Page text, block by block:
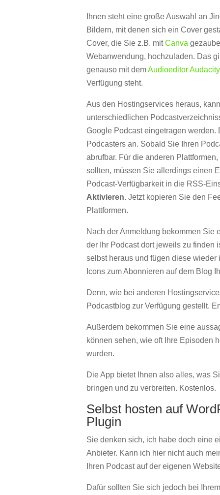
Ihnen steht eine große Auswahl an
Bildern, mit denen sich ein Cover
Cover, die Sie z.B. mitCanva
Webanwendung, hochzuladen. Das
genauso mit demAudioeditor Audacity
Verfügung steht.
Aus den Hostingservices heraus,
unterschiedlichen
Google Podcast eingetragen
Podcasters an. Sobald Sie Ihren
abrufbar. Für die anderen
sollten, müssen Sie allerdings einen
Podcast-Verfügbarkeit in die RSS-
Aktivieren. Jetzt kopieren Sie den
Plattformen.
Nach der Anmeldung bekommen Sie
der Ihr Podcast dort jeweils zu finden
selbst heraus und fügen diese
Icons zum Abonnieren auf dem Blog
Denn, wie bei anderen
Podcastblog zur Verfügung gestellt.
Außerdem bekommen Sie eine
können sehen, wie oft Ihre Episoden
wurden.
Die App bietet Ihnen also alles, was
bringen und zu verbreiten. Kostenlos.
Selbst hosten auf
Plugin
Sie denken sich, ich habe doch eine
Anbieter. Kann ich hier nicht auch
Ihren Podcast auf der eigenen
Dafür sollten Sie sich jedoch bei